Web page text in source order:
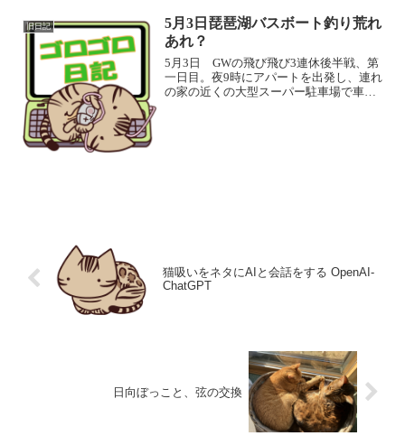
旧日記
5月3日琵琶湖バスボート釣り荒れ
あれ？
5月3日 GWの飛び飛び3連休後半戦、第
一日目。夜9時にアパートを出発し、連れ
の家の近くの大型スーパー駐車場で車泊
猫吸いをネタにAIと会話をする OpenAI-
ChatGPT
日向ぼっこと、弦の交換